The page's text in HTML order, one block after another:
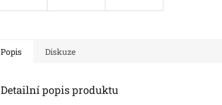
Popis Diskuze
Detailní popis produktu